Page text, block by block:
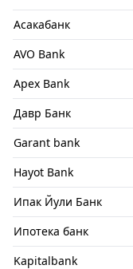
Асакабанк
AVO Bank
Apex Bank
Давр Банк
Garant bank
Hayot Bank
Ипак Йули Банк
Ипотека банк
Kapitalbank